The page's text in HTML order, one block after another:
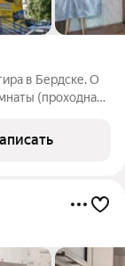
в Бердске. О
(проходная